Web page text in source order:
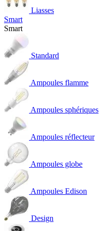
Liasses
Smart
Smart
Standard
Ampoules flamme
Ampoules sphériques
Ampoules réflecteur
Ampoules globe
Ampoules Edison
Design